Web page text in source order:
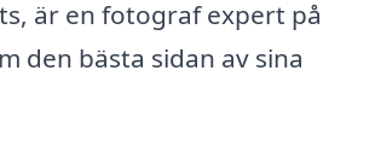
är en fotograf expert på
den bästa sidan av sina